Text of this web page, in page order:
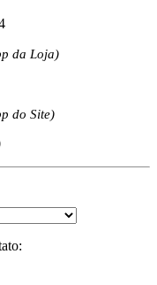
da Loja)
do Site)